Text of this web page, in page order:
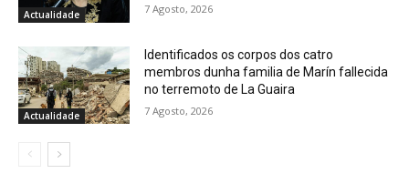
Actualidade 7 Agosto, 2026
Actualidade
Identificados os corpos dos catro
membros dunha familia de Marín fallecida
no terremoto de La Guaira
7 Agosto, 2026